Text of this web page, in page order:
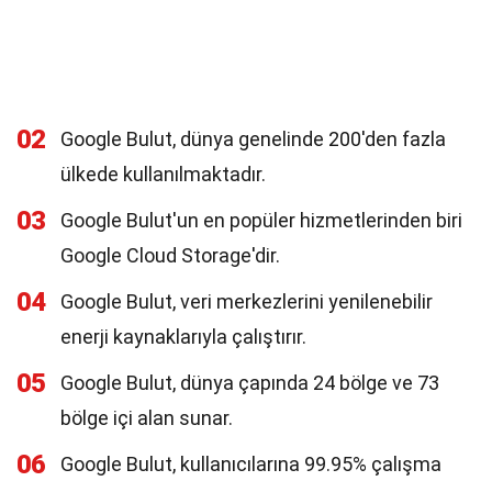
02
Google Bulut, dünya genelinde 200'den fazla
ülkede kullanılmaktadır.
03
Google Bulut'un en popüler hizmetlerinden biri
Google Cloud Storage'dir.
04
Google Bulut, veri merkezlerini yenilenebilir
enerji kaynaklarıyla çalıştırır.
05
Google Bulut, dünya çapında 24 bölge ve 73
bölge içi alan sunar.
06
Google Bulut, kullanıcılarına 99.95% çalışma